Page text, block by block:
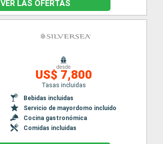
VER LAS OFERTAS
desde
US$ 7,800
Tasas incluidas
Bebidas incluidas
Servicio de mayordomo incluido
Cocina gastronómica
Comidas incluidas